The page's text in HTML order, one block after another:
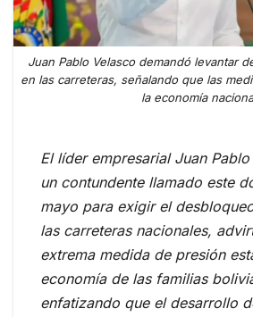
Juan Pablo Velasco demandó levantar
en las carreteras, señalando que las
la economía
El líder empresarial Juan
un contundente llamado este
mayo para exigir el
las carreteras nacionales,
extrema medida de presión
economía de las familias
enfatizando que el desarrollo